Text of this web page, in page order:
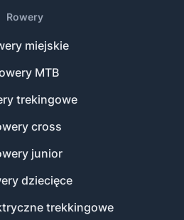
Rowery
miejskie
MTB
trekingowe
cross
junior
dziecięce
trekkingowe